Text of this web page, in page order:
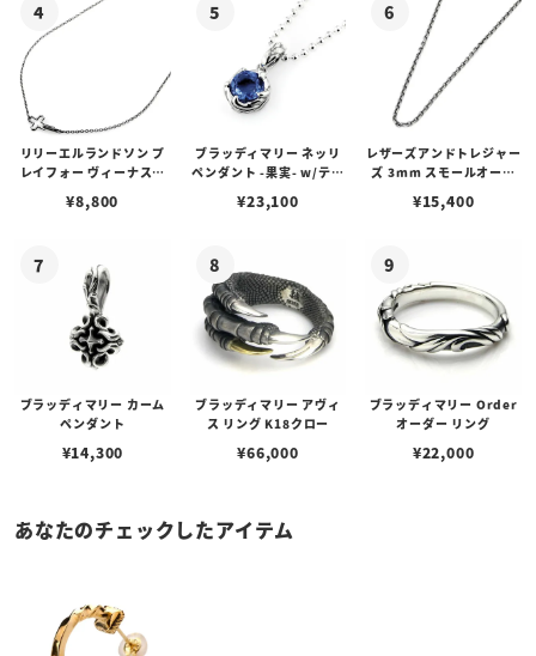
リリーエルランドソン プ
レイフォー ヴィーナスチ
¥8,800
ブラッディマリー ネッリ
ペンダント -果実- w/ティ
¥23,100
レザーズアンドトレジャー
ズ 3mm スモールオーバ
ブスタークラスプ＆LTロ
¥15,400
ブラッディマリー カーム
ペンダント
¥14,300
ブラッディマリー アヴィ
ス リング K18クロー
¥66,000
ブラッディマリー Order
オーダー リング
¥22,000
あなたのチェックしたアイテム